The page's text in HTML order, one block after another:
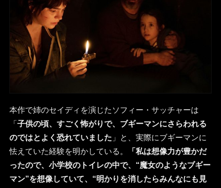
本作で姉のセイディを演じたソフィー・サッチャーは
「 子供の頃、すごく怖がりで、ブギーマンにさらわれる
のではとよく恐れていました 」と、実際にブギーマンに
怯えていた経験を明かしている。
「私は想像力が豊かだ
ったので、小学校のトイレの中で、“魔女のようなブギー
マン”を想像していて、“明かりを消したらみんなにも見